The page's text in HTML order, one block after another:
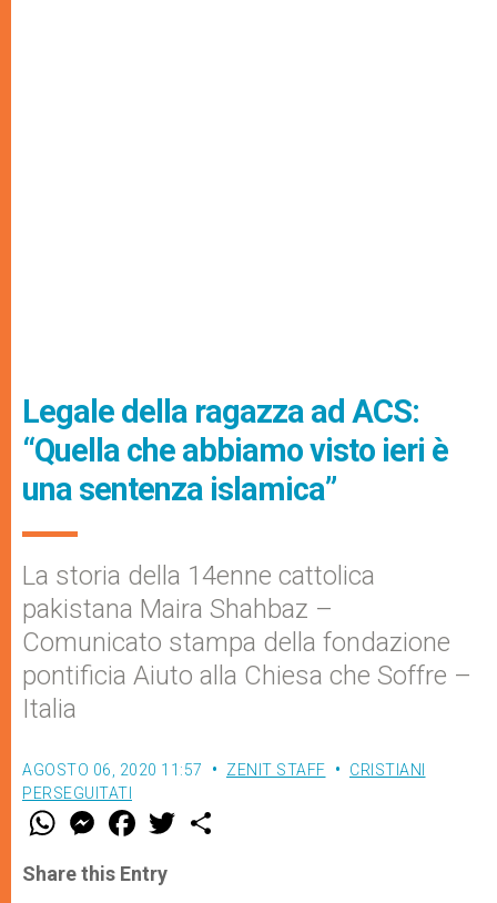
Legale della ragazza ad ACS:
“Quella che abbiamo visto ieri è
una sentenza islamica”
La storia della 14enne cattolica
pakistana Maira Shahbaz –
Comunicato stampa della fondazione
pontificia Aiuto alla Chiesa che Soffre –
Italia
AGOSTO 06, 2020 11:57 ZENIT STAFF
CRISTIANI
PERSEGUITATI
W
t
s
M
e
s
e
F
a
e
b
w
Share this Entry